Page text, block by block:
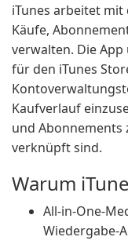
iTunes arbeitet mit
Käufe,
verwalten. Die
für den iTunes
Kaufverlauf
und Abonnements
verknüpft sind.
Warum
All-in-One-
Wiedergabe-